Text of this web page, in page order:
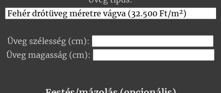
Üveg szélesség (cm):
Üveg magasság (cm):